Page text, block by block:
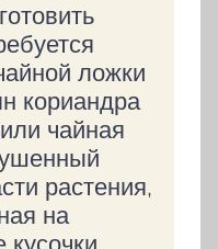
ложки
кориандра
чайная
растения,
на